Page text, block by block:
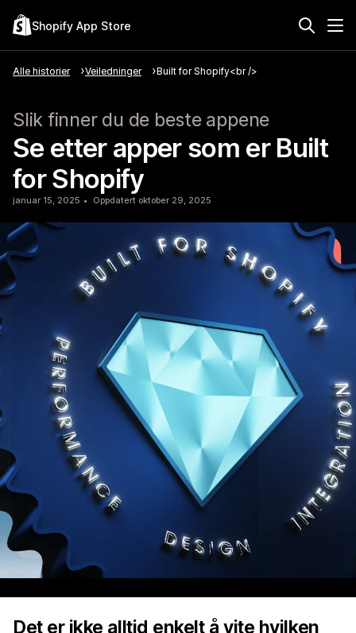
Shopify App Store
Alle historier Veiledninger Built for Shopify<br />
Slik finner du de beste appene
Se etter apper som er Built
for Shopify
januar 15, 2025 Oppdatert oktober 29, 2025
Det er ikke alltid enkelt å vite hvilken